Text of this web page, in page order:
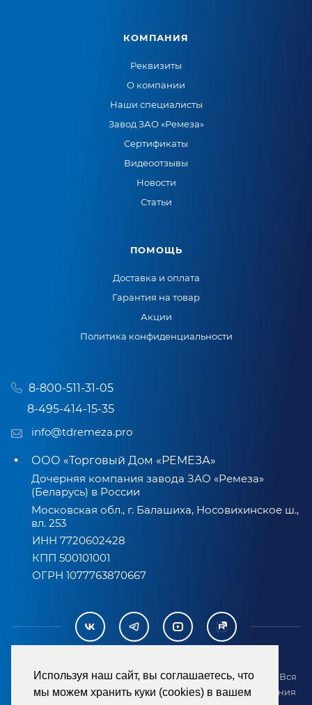
Используя наш сайт, вы соглашаетесь, что
мы можем хранить куки (cookies) в вашем
КОМПАНИЯ
Реквизиты
О компании
Наши специалисты
Завод ЗАО «Ремеза»
Сертификаты
Видеоотзывы
Новости
Статьи
ПОМОЩЬ
Доставка и оплата
Гарантия на товар
Акции
Политика конфиденциальности
8-800-511-31-05
8-495-414-15-35
info@tdremeza.pro
ООО «Торговый Дом «РЕМЕЗА»
Дочерняя компания завода ЗАО «Ремеза»
(Беларусь) в России
Московская обл., г. Балашиха, Носовихинское ш.,
вл. 253
ИНН 7720602428
КПП 500101001
ОГРН 1077763870667
2007-2026 © ООО «ТД «РЕМЕЗА». Все права защищены. Вся
информация на сайте размещена в целях предоставления